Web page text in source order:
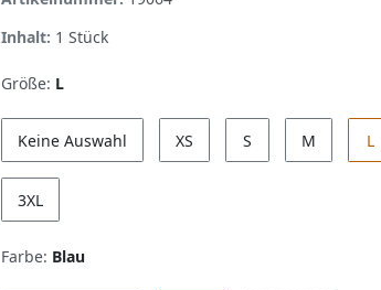
Inhalt: 1 Stück
Größe: L
Keine Auswahl XS S M L
3XL
Farbe: Blau